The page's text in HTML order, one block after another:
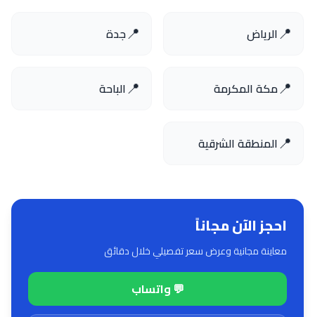
📍الرياض 📍جدة
📍مكة المكرمة 📍الباحة
📍المنطقة الشرقية
احجز الآن مجاناً
معاينة مجانية وعرض سعر تفصيلي خلال دقائق
💬 واتساب